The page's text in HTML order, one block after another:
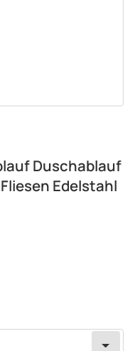
Duschablauf
Edelstahl